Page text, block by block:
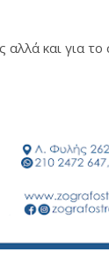
αλλά και για